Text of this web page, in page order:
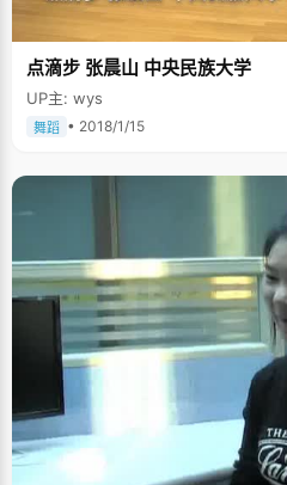
点滴步 张晨山 中央民族大学
UP主: wys
舞蹈 • 2018/1/15